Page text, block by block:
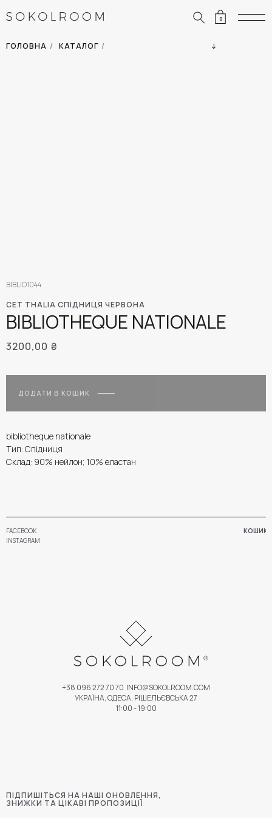
0
ГОЛОВНА / КАТАЛОГ /
СЕТ THALIA СПІДНИЦЯ ЧЕРВОНА
BIBLIOTHEQUE NATIONALE
BIBLIO1044
3200,00 ₴
ДОДАТИ В КОШИК
bibliotheque nationale
Тип: Спідниця
Склад: 90% нейлон; 10% еластан
FACEBOOK КОШИК
ПІДПИШІТЬСЯ НА НАШІ ОНОВЛЕННЯ,
ЗНИЖКИ ТА ЦІКАВІ ПРОПОЗИЦІЇ
+38 096 272 70 70 INFO@SOKOLROOM.COM
УКРАЇНА, ОДЕСА, РІШЕЛЬЄВСЬКА 27
11:00 - 19:00
INSTAGRAM